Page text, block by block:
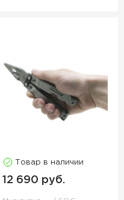
Товар в наличии
12 690 руб.